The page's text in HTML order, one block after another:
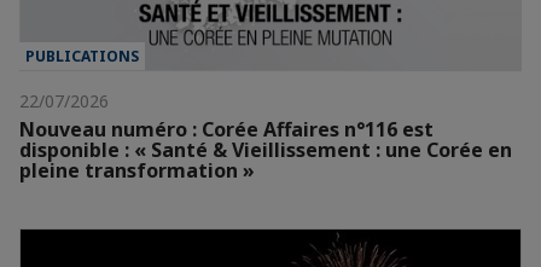
PUBLICATIONS
22/07/2026
Nouveau numéro : Corée Affaires n°116 est
disponible : « Santé & Vieillissement : une Corée en
pleine transformation »